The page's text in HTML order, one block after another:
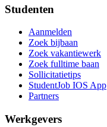
Studenten
Aanmelden
Zoek bijbaan
Zoek vakantiewerk
Zoek fulltime baan
Sollicitatietips
StudentJob IOS App
Partners
Werkgevers